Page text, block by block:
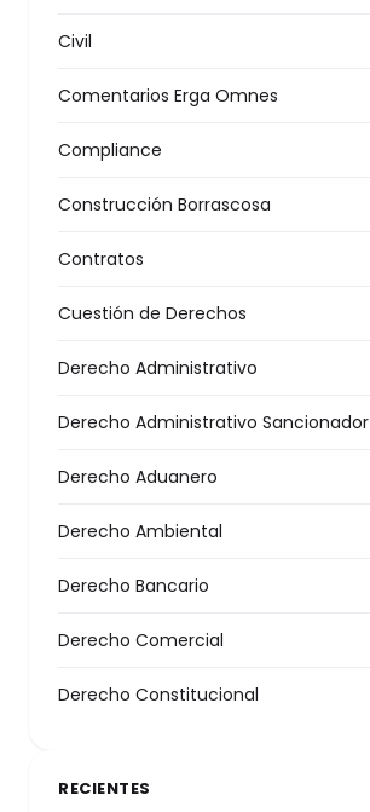
Civil
Comentarios Erga Omnes
Compliance
Construcción Borrascosa
Contratos
Cuestión de Derechos
Derecho Administrativo
Derecho Administrativo Sancionador
Derecho Aduanero
Derecho Ambiental
Derecho Bancario
Derecho Comercial
Derecho Constitucional
RECIENTES